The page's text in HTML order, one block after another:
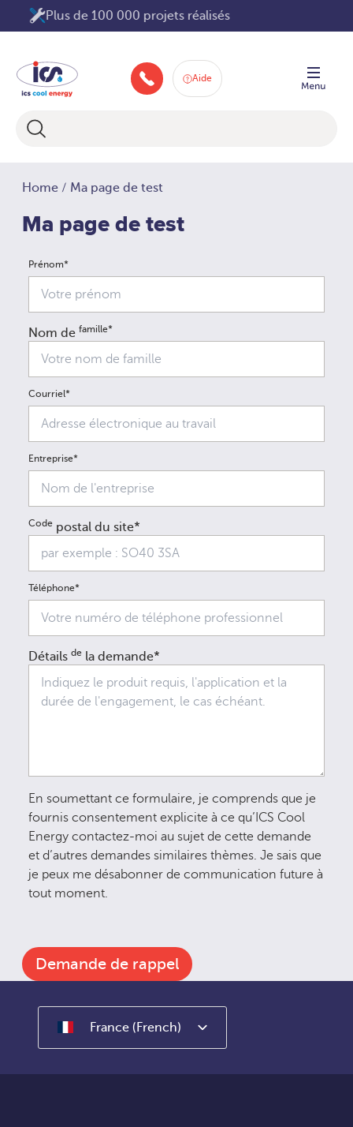
000 projets réalisés
+33 160 66 80 83
Aide
Home / Ma page de test
Ma page de test
Prénom*
Nom de famille*
Courriel*
Entreprise*
Code postal du site*
Téléphone*
Détails de la demande*
En soumettant ce formulaire, je comprends que je
fournis consentement explicite à ce qu’ICS Cool
Energy contactez-moi au sujet de cette demande
et d’autres demandes similaires thèmes. Je sais que
je peux me désabonner de communication future à
tout moment.
Demande de rappel
France (French)